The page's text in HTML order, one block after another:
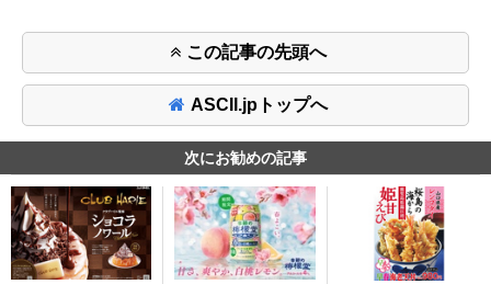
この記事の先頭へ
ASCII.jpトップへ
次にお勧めの記事